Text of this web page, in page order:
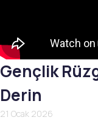
Gençlik
Derin
21 Ocak 2026